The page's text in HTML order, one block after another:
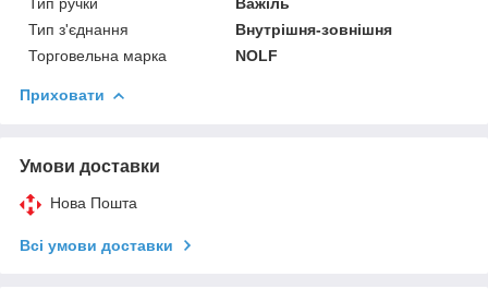
Тип з'єднання
Внутрішня-зовнішня
Торговельна марка
NOLF
Приховати
Умови доставки
Нова Пошта
Всі умови доставки